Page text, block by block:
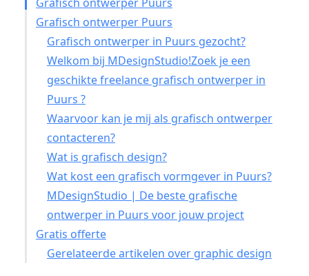
Grafisch ontwerper Puurs
Grafisch ontwerper in Puurs gezocht?
Welkom bij MDesignStudio!Zoek je een
geschikte freelance grafisch ontwerper in
Puurs ?
Waarvoor kan je mij als grafisch ontwerper
contacteren?
Wat is grafisch design?
Wat kost een grafisch vormgever in Puurs?
MDesignStudio | De beste grafische
ontwerper in Puurs voor jouw project
Gratis offerte
Gerelateerde artikelen over graphic design